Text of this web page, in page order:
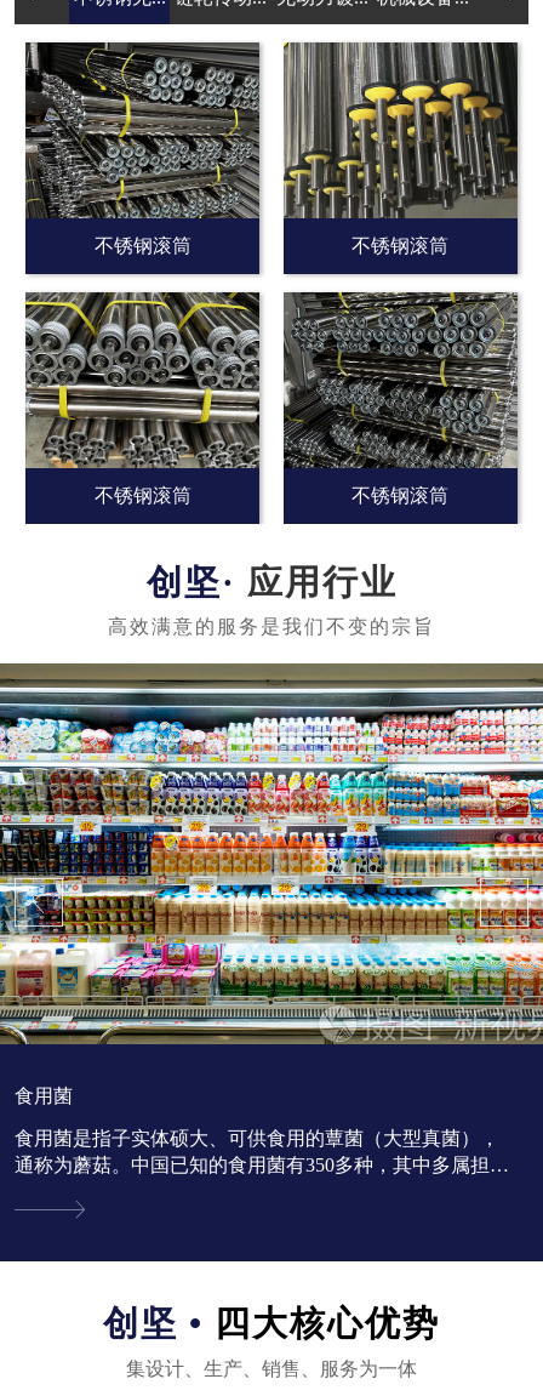
不锈钢滚筒 不锈钢滚筒
不锈钢滚筒 不锈钢滚筒
应用行业
食用菌
食用菌是指子实体硕大、可供食用的蕈菌（大型真菌），
通称为蘑菇。中国已知的食用菌有350多种，其中多属担子
创坚 • 四大核心优势
集设计、生产、销售、服务为一体